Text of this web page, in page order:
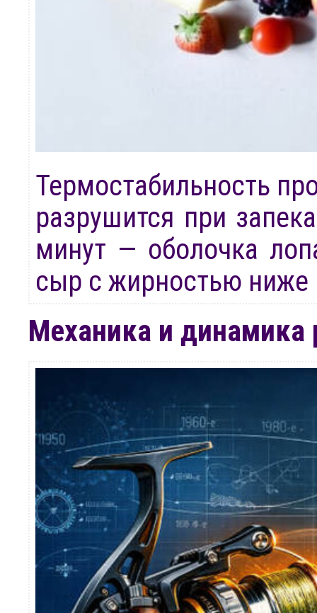
Термостабильность
разрушится при
минут — оболочка
сыр с жирностью ниже
Механика и